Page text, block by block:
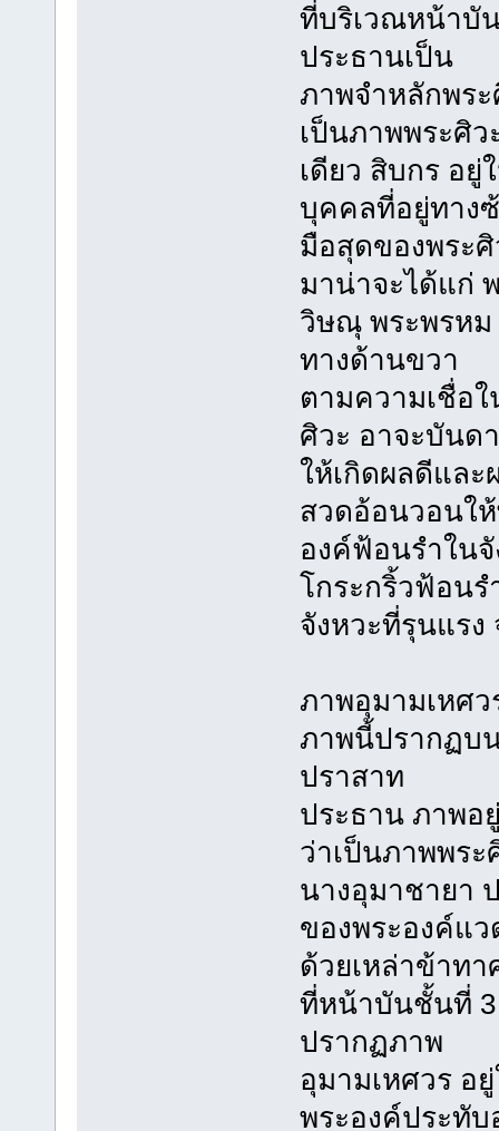
ที่บริเวณหน้าบั
ประธานเป็น
ภาพจำหลักพร
เป็นภาพพระศิว
เดียว สิบกร อ
บุคคลที่อยู่ทาง
มือสุดของพระ
มาน่าจะได้แก่
วิษณุ พระพรหม
ทางด้านขวา
ตามความเชื่อ
ศิวะ อาจะบันด
ให้เกิดผลดีและ
สวดอ้อนวอนใ
องค์ฟ้อนรำใน
โกระกริ้วฟ้อนร
จังหวะที่รุนแร
ภาพอุมามเหศว
ภาพนี้ปรากฏบ
ปราสาท
ประธาน ภาพอ
ว่าเป็นภาพพระ
นางอุมาชายา
ของพระองค์แ
ด้วยเหล่าข้าทา
ที่หน้าบันชั้นที่
ปรากฏภาพ
อุมามเหศวร อ
พระองค์ประทั